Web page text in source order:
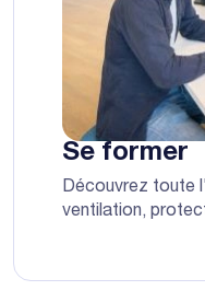
Se former
Découvrez toute
ventilation,